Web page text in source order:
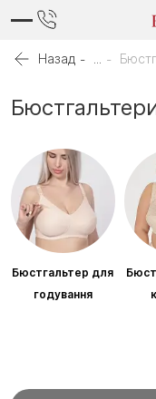
Назад
Бюстгальтер для
годування